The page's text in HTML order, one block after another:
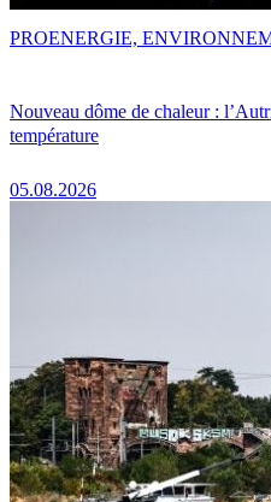
Nouveau dôme de chaleur :
température
05.08.2026
PROENERGIE,